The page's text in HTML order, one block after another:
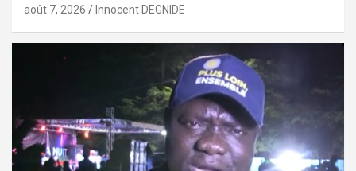
août 7, 2026 Innocent DEGNIDE